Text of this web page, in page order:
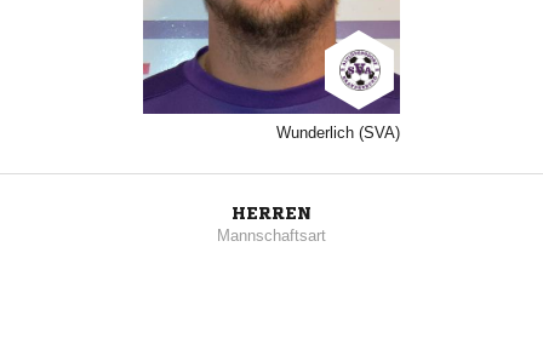
Wunderlich (SVA)
HERREN
Mannschaftsart